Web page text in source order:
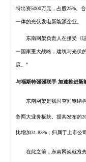
特出资5000万元，占股25%。
一体的光伏发电新能源企业。
东南网架负责人在接受《证
一国家重大战略，建筑与光伏
展。”
与福斯特强强联手 加速推进新
东南网架是我国空间钢结构
务两大业务板块。据其发布的
比增加31.83%；归属于上市公司
在此之前，东南网架就抢先